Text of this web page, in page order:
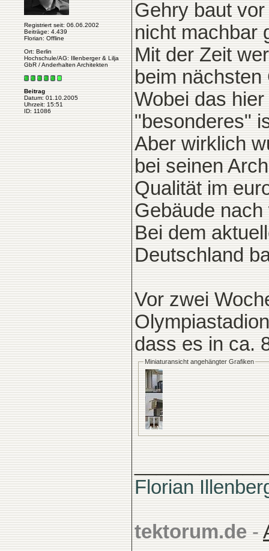
Registriert seit: 06.06.2002
Beiträge: 4.439
Florian: Offline
Ort: Berlin
Hochschule/AG: Illenberger & Lilja
GbR / Anderhalten Architekten
Beitrag
Datum: 01.10.2005
Uhrzeit: 15:51
ID: 11086
Gehry baut
nicht machbar
Mit der Zeit
beim
Wobei das
"besonderes"
Aber wirklich
bei seinen
Qualität im
Gebäude
Bei dem
Deutschland
Vor zwei
dass es in ca.
Miniaturansicht angehängter Grafiken
Florian
tektorum.de -